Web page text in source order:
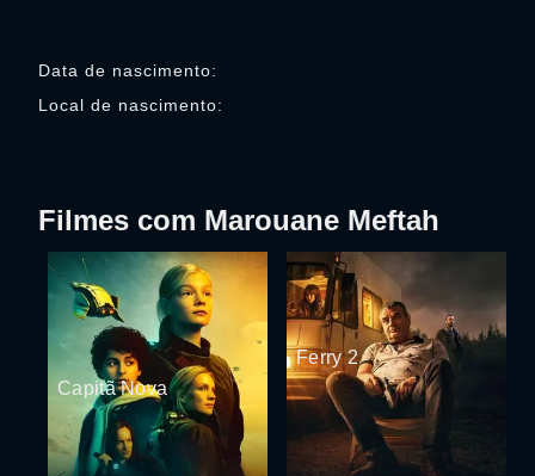
Data de nascimento:
Local de nascimento:
Filmes com Marouane Meftah
Capitã Nova
Ferry 2